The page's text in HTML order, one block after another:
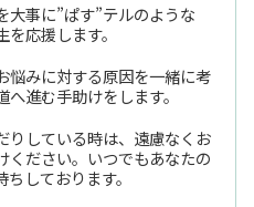
大事に”ぱす”テルのような
応援します。
悩みに対する原因を一緒に考
へ進む手助けをします。
りしている時は、遠慮なくお
ください。いつでもあなたの
しております。